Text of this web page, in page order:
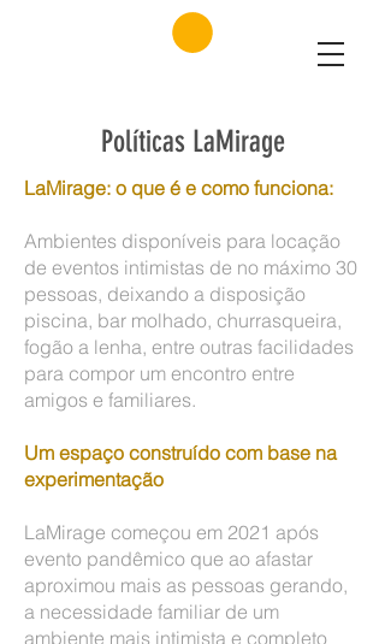
Políticas LaMirage
LaMirage: o que é e como funciona:
Ambientes disponíveis para locação
de eventos intimistas de no máximo 30
pessoas, deixando a disposição
piscina, bar molhado, churrasqueira,
fogão a lenha, entre outras facilidades
para compor um encontro entre
amigos e familiares.
Um espaço construído com base na
experimentação
LaMirage começou em 2021 após
evento pandêmico que ao afastar
aproximou mais as pessoas gerando,
a necessidade familiar de um
ambiente mais intimista e completo